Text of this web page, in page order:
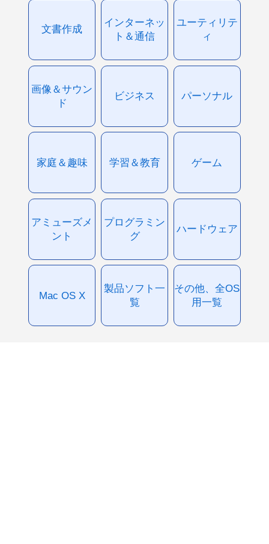
文書作成
インターネッ
ト＆通信
ユーティリテ
ィ
画像＆サウン
ド
ビジネス パーソナル
家庭＆趣味 学習＆教育 ゲーム
アミューズメ
ント
プログラミン
グ
ハードウェア
Mac OS X
製品ソフト一
覧
その他、全OS
用一覧